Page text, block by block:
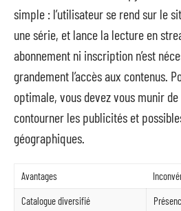
simple : l’utilisateur se rend sur le
une série, et lance la lecture en
abonnement ni inscription n’est
grandement l’accès aux contenus.
optimale, vous devez vous munir
contourner les publicités et
géographiques.
Avantages
Catalogue diversifié